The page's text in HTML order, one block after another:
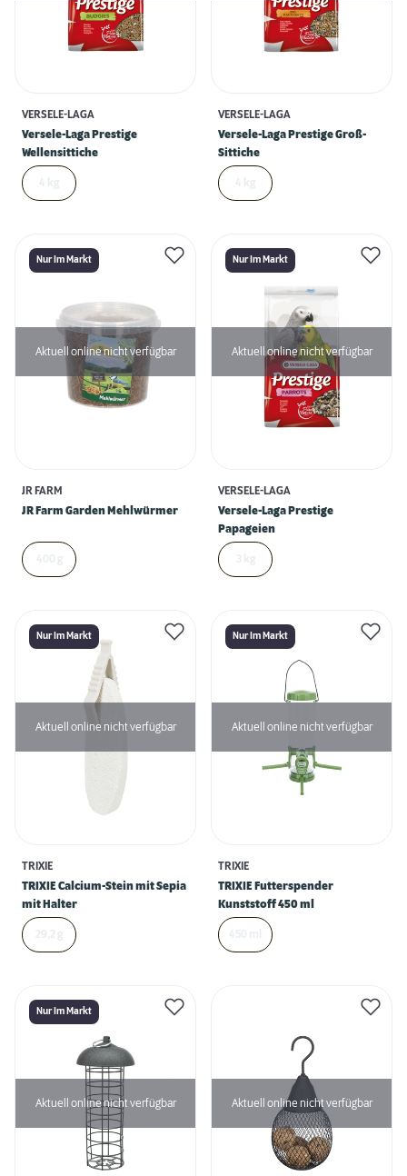
VERSELE-LAGA
Versele-Laga Prestige
Wellensittiche
VERSELE-LAGA
Versele-Laga Prestige Groß-
Sittiche
Nur Im Markt
Aktuell online nicht verfügbar
JR FARM
JR Farm Garden Mehlwürmer
Nur Im Markt
Aktuell online nicht verfügbar
VERSELE-LAGA
Versele-Laga Prestige
Papageien
Nur Im Markt
Aktuell online nicht verfügbar
TRIXIE
TRIXIE Calcium-Stein mit Sepia
mit Halter
Nur Im Markt
Aktuell online nicht verfügbar
TRIXIE
TRIXIE Futterspender
Kunststoff 450 ml
Nur Im Markt
Aktuell online nicht verfügbar Aktuell online nicht verfügbar